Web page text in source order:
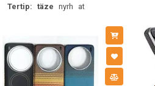
Tertip: täze nyrh at